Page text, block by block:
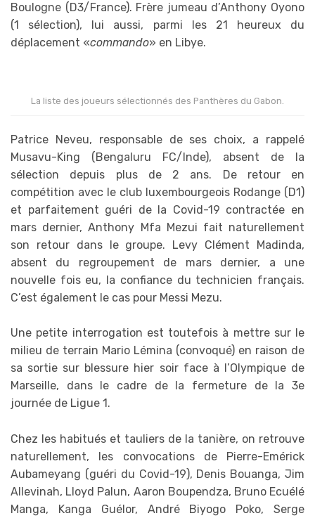
Boulogne (D3/France). Frère jumeau d’Anthony Oyono
(1 sélection), lui aussi, parmi les 21 heureux du
déplacement «commando» en Libye.
La liste des joueurs sélectionnés des Panthères du Gabon.
Patrice Neveu, responsable de ses choix, a rappelé
Musavu-King (Bengaluru FC/Inde), absent de la
sélection depuis plus de 2 ans. De retour en
compétition avec le club luxembourgeois Rodange (D1)
et parfaitement guéri de la Covid-19 contractée en
mars dernier, Anthony Mfa Mezui fait naturellement
son retour dans le groupe. Levy Clément Madinda,
absent du regroupement de mars dernier, a une
nouvelle fois eu, la confiance du technicien français.
C’est également le cas pour Messi Mezu.
Une petite interrogation est toutefois à mettre sur le
milieu de terrain Mario Lémina (convoqué) en raison de
sa sortie sur blessure hier soir face à l’Olympique de
Marseille, dans le cadre de la fermeture de la 3e
journée de Ligue 1.
Chez les habitués et tauliers de la tanière, on retrouve
naturellement, les convocations de Pierre-Emérick
Aubameyang (guéri du Covid-19), Denis Bouanga, Jim
Allevinah, Lloyd Palun, Aaron Boupendza, Bruno Ecuélé
Manga, Kanga Guélor, André Biyogo Poko, Serge